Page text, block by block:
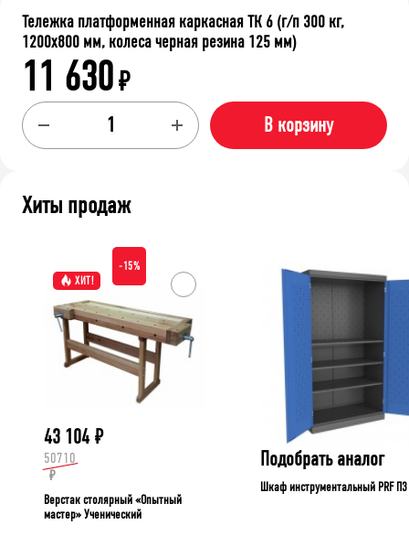
Тележка платформенная каркасная ТК 6 (г/п 300 кг,
1200x800 мм, колеса черная резина 125 мм)
11 630₽
В корзину
Хиты продаж
ХИТ!
-15%
43 104 ₽
50710
₽
Верстак столярный «Опытный
мастер» Ученический
Подобрать аналог
Шкаф инструментальный PRF П3